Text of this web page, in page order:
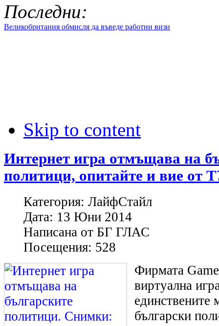
Последни:
Великобритания обмисля да въведе работни визи
Skip to content
Интернет игра отмъщава на
политици, опитайте и вие от
Категория: ЛайфСтайл
Дата: 13 Юни 2014
Написана от БГ ГЛАС
Посещения: 528
Фирмата
виртуална
единствените
български